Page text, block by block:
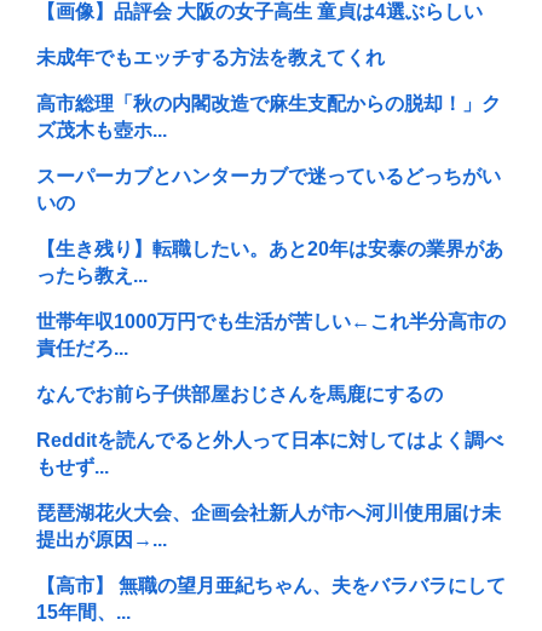
【画像】品評会 大阪の女子高生 童貞は4選ぶらしい
未成年でもエッチする方法を教えてくれ
高市総理「秋の内閣改造で麻生支配からの脱却！」ク
ズ茂木も壺ホ...
スーパーカブとハンターカブで迷っているどっちがい
いの
【生き残り】転職したい。あと20年は安泰の業界があ
ったら教え...
世帯年収1000万円でも生活が苦しい←これ半分高市の
責任だろ...
なんでお前ら子供部屋おじさんを馬鹿にするの
Redditを読んでると外人って日本に対してはよく調べ
もせず...
琵琶湖花火大会、企画会社新人が市へ河川使用届け未
提出が原因→...
【高市】 無職の望月亜紀ちゃん、夫をバラバラにして
15年間、...